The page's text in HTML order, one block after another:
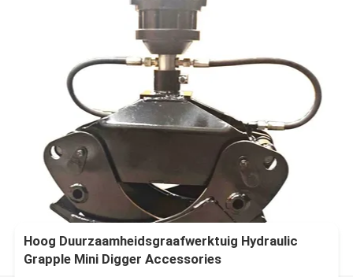
Hoog Duurzaamheidsgraafwerktuig Hydraulic
Grapple Mini Digger Accessories